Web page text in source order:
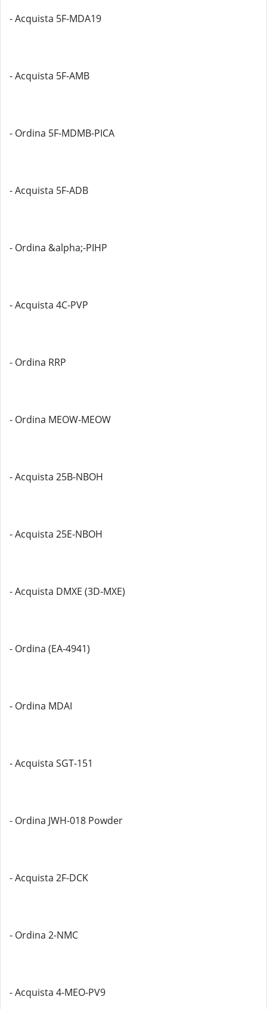
- Acquista 5F-MDA19
- Acquista 5F-AMB
- Ordina 5F-MDMB-PICA
- Acquista 5F-ADB
- Ordina &alpha;-PIHP
- Acquista 4C-PVP
- Ordina RRP
- Ordina MEOW-MEOW
- Acquista 25B-NBOH
- Acquista 25E-NBOH
- Acquista DMXE (3D-MXE)
- Ordina (EA-4941)
- Ordina MDAI
- Acquista SGT-151
- Ordina JWH-018 Powder
- Acquista 2F-DCK
- Ordina 2-NMC
- Acquista 4-MEO-PV9